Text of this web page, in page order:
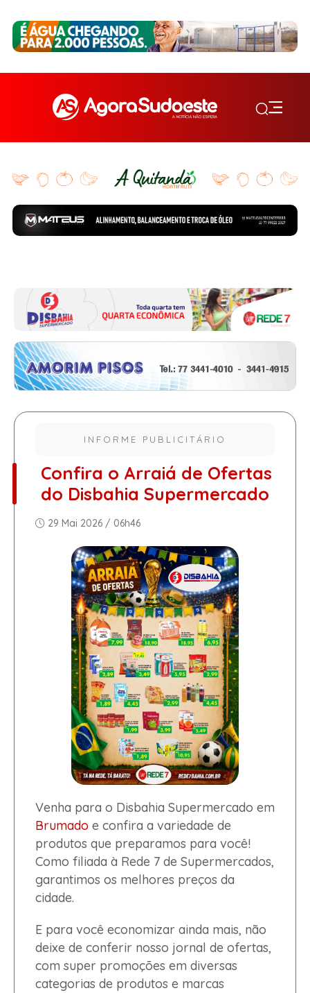
INFORME PUBLICITÁRIO
Confira o Arraiá de Ofertas
do Disbahia Supermercado
29 Mai 2026 / 06h46
Venha para o Disbahia Supermercado em
Brumado e confira a variedade de
produtos que preparamos para você!
Como filiada à Rede 7 de Supermercados,
garantimos os melhores preços da
cidade.
E para você economizar ainda mais, não
deixe de conferir nosso jornal de ofertas,
com super promoções em diversas
categorias de produtos e marcas